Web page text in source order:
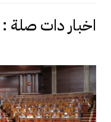
اخبار دات صلة :